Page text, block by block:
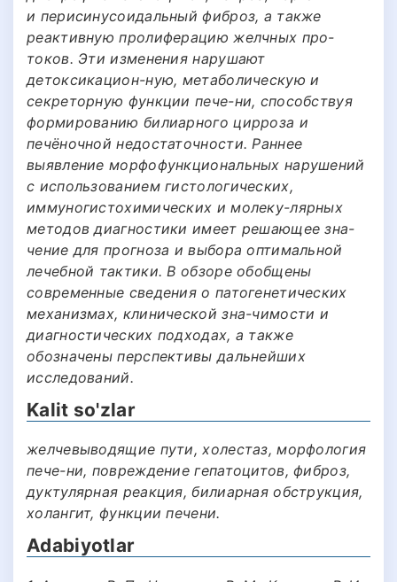
и перисинусоидальный фиброз, а также
реактивную пролиферацию желчных про-
токов. Эти изменения нарушают
детоксикацион-ную, метаболическую и
секреторную функции пече-ни, способствуя
формированию билиарного цирроза и
печёночной недостаточности. Раннее
выявление морфофункциональных нарушений
с использованием гистологических,
иммуногистохимических и молеку-лярных
методов диагностики имеет решающее зна-
чение для прогноза и выбора оптимальной
лечебной тактики. В обзоре обобщены
современные сведения о патогенетических
механизмах, клинической зна-чимости и
диагностических подходах, а также
обозначены перспективы дальнейших
исследований.
Kalit so'zlar
желчевыводящие пути, холестаз, морфология
пече-ни, повреждение гепатоцитов, фиброз,
дуктулярная реакция, билиарная обструкция,
холангит, функции печени.
Adabiyotlar